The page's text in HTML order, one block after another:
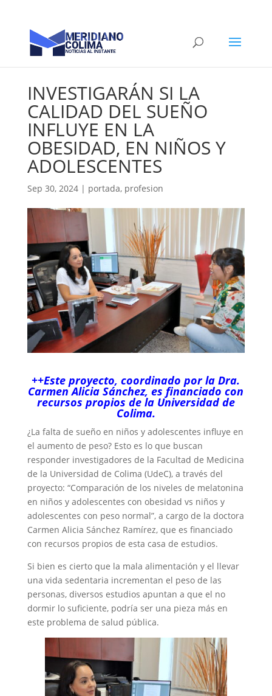
INVESTIGARÁN SI LA
CALIDAD DEL SUEÑO
INFLUYE EN LA
OBESIDAD, EN NIÑOS Y
ADOLESCENTES
Sep 30, 2024| portada, profesion
++Este proyecto, coordinado por la Dra.
Carmen Alicia Sánchez, es financiado con
recursos propios de la Universidad de
Colima.
¿La falta de sueño en niños y adolescentes influye en
el aumento de peso? Esto es lo que buscan
responder investigadores de la Facultad de Medicina
de la Universidad de Colima (UdeC), a través del
proyecto: “Comparación de los niveles de melatonina
en niños y adolescentes con obesidad vs niños y
adolescentes con peso normal”, a cargo de la doctora
Carmen Alicia Sánchez Ramírez, que es financiado
con recursos propios de esta casa de estudios.
Si bien es cierto que la mala alimentación y el llevar
una vida sedentaria incrementan el peso de las
personas, diversos estudios apuntan a que el no
dormir lo suficiente, podría ser una pieza más en
este problema de salud pública.